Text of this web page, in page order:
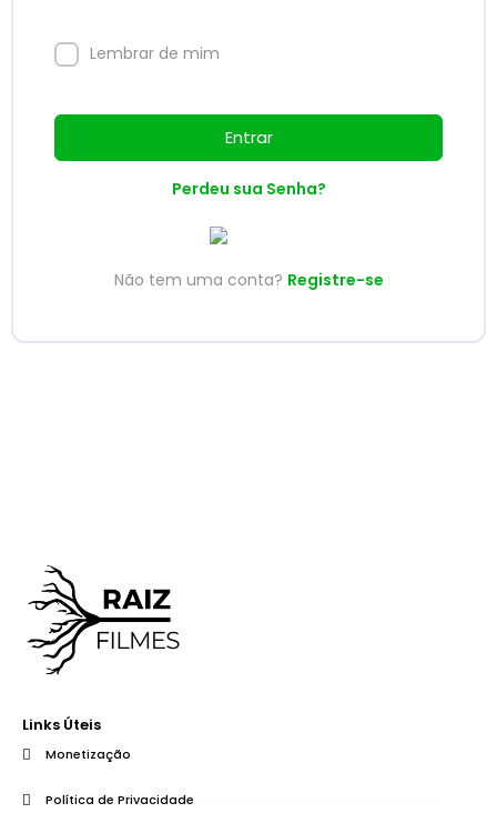
Lembrar de mim
Entrar
Perdeu sua Senha?
Não tem uma conta? Registre-se
Links Úteis
Monetização
Política de Privacidade